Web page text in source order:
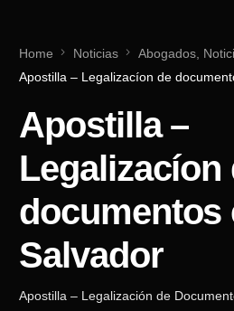
Home Noticias
Abogados,
Apostilla – Legalizacíon de
Apostilla –
Legalizacíon
documentos
Salvador
Apostilla – Legalización de